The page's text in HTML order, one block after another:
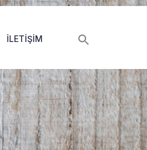
İLETIŞIM